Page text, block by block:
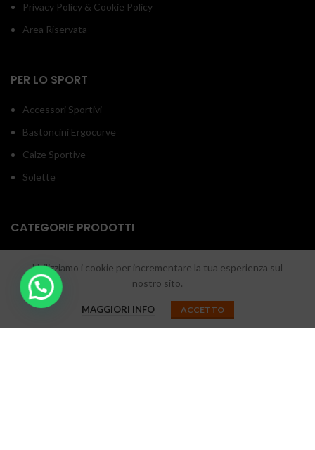
Privacy Policy & Cookie Policy
Area Riservata
PER LO SPORT
Accessori Sportivi
Bastoncini Ergocurve
Calze Sportive
Solette
CATEGORIE PRODOTTI
Padel
Running
Utilizziamo i cookie per incrementare la tua esperienza sul
nostro sito.
MAGGIORI INFO ACCETTO